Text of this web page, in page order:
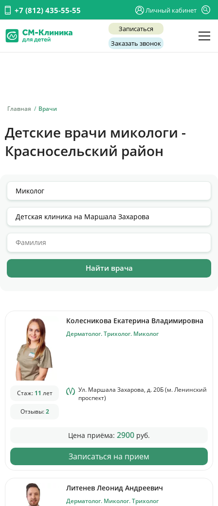
+7 (812) 435-55-55 Личный кабинет
Записаться
Заказать звонок
Главная Врачи
Детские врачи микологи -
Красносельский район
Колесникова Екатерина Владимировна
Дерматолог. Трихолог. Миколог
Стаж: 11 лет
Отзывы:2
Ул. Маршала Захарова, д. 20Б (м. Ленинский
проспект)
Цена приёма: 2900руб.
Записаться на прием
Литенев Леонид Андреевич
Дерматолог. Миколог. Трихолог
Услуги
Акции
Отзывы
Цены
Контакты
+7 (812) 435-55-55